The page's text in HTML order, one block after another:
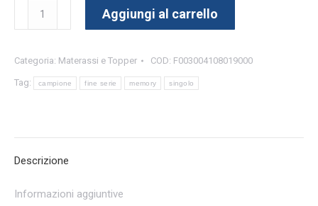
Materasso
OUTLET
+
Memory
Nuovo
Campione
80x190
Aggiungi al carrello
Categoria: Materassi e Topper COD: F003004108019000
Tag: campione fine serie memory singolo
Descrizione
Informazioni aggiuntive